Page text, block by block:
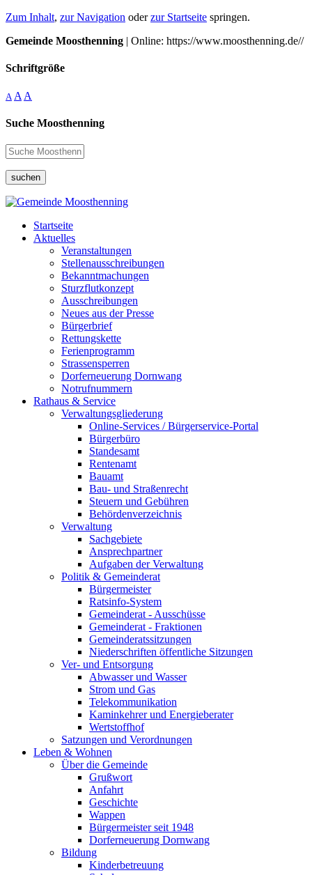
Zum Inhalt, zur Navigation oderzur Startseite springen.
Gemeinde Moosthenning | Online: https://www.moosthenning.de//
Schriftgröße
A A A
Suche Moosthenning
suchen
Startseite
Aktuelles
Veranstaltungen
Stellenausschreibungen
Bekanntmachungen
Sturzflutkonzept
Ausschreibungen
Neues aus der Presse
Bürgerbrief
Rettungskette
Ferienprogramm
Strassensperren
Dorferneuerung Dornwang
Notrufnummern
Rathaus & Service
Verwaltungsgliederung
Online-Services / Bürgerservice-Portal
Bürgerbüro
Standesamt
Rentenamt
Bauamt
Bau- und Straßenrecht
Steuern und Gebühren
Behördenverzeichnis
Verwaltung
Sachgebiete
Ansprechpartner
Aufgaben der Verwaltung
Politik & Gemeinderat
Bürgermeister
Ratsinfo-System
Gemeinderat - Ausschüsse
Gemeinderat - Fraktionen
Gemeinderatssitzungen
Niederschriften öffentliche Sitzungen
Ver- und Entsorgung
Abwasser und Wasser
Strom und Gas
Telekommunikation
Kaminkehrer und Energieberater
Wertstoffhof
Satzungen und Verordnungen
Leben & Wohnen
Über die Gemeinde
Grußwort
Anfahrt
Geschichte
Wappen
Bürgermeister seit 1948
Dorferneuerung Dornwang
Bildung
Kinderbetreuung